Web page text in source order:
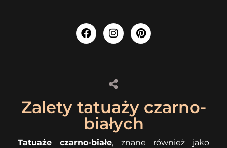
Zalety tatuaży czarno-
białych
Tatuaże czarno-białe, znane również jako